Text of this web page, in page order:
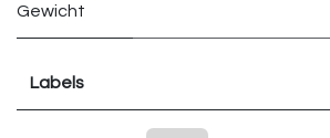
Gewicht
Labels